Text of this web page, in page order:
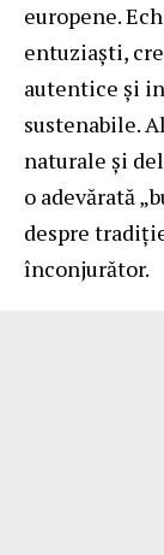
europene.
entuziaști,
autentice și
sustenabile.
naturale și
o adevărată
despre
înconjurător.